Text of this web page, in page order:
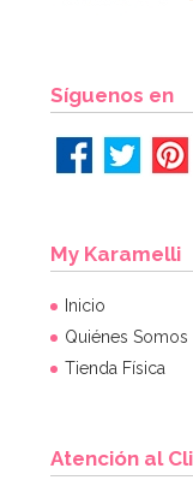
Síguenos en
My Karamelli
Inicio
Quiénes Somos
Tienda Física
Atención al